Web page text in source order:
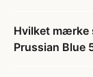
Hvilket mærke
Prussian Blue